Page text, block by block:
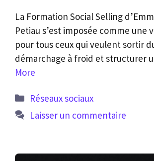
La Formation Social Selling
Petiau s’est imposée comme une
pour tous ceux qui veulent sortir
démarchage à froid et structurer
More
Catégories
Réseaux sociaux
Laisser un commentaire